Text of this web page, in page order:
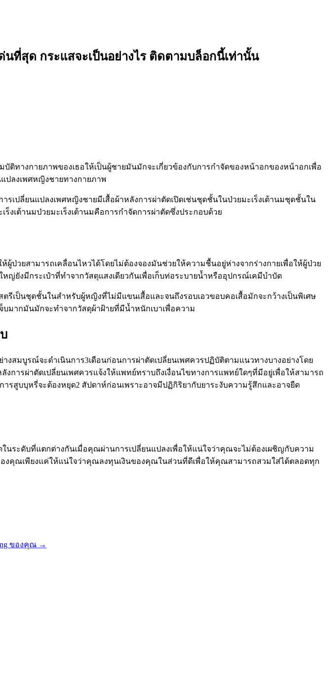
ที่สุด กระแสจะเป็นอย่างไร ติดตามบล็อกนี้เท่านั้น
ติทางกายภาพของเธอให้เป็นผู้ชายมันมักจะเกี่ยวข้องกับการกำจัดของหน้าอกของหน้าอกเพื่อ
ปลงเพศหญิงชายทางกายภาพ
รเปลี่ยนแปลงเพศหญิงชายมีเสื้อผ้าหลังการผ่าตัดเปิดเช่นชุดชั้นในป่วยมะเร็งเต้านมชุดชั้นใน
เต้านมป่วยมะเร็งเต้านมคือการกำจัดการผ่าตัดซึ่งประกอบด้วย
ผู้ป่วยสามารถเคลื่อนไหวได้โดยไม่ต้องจองมันช่วยให้ความชื้นอยู่ห่างจากร่างกายเพื่อให้ผู้ป่วย
ญ่ยังมีกระเป๋าที่ทำจากวัสดุแสงเดียวกันเพื่อเก็บท่อระบายน้ำหรืออุปกรณ์เคมีบำบัด
รีเป็นชุดชั้นในสำหรับผู้หญิงที่ไม่มีแขนเสื้อและจนถึงรอบเอวขอบคอเสื้อมักจะกว้างเป็นพิเศษ
บมากมันมักจะทำจากวัสดุผ้าฝ้ายที่มีน้ำหนักเบาเพื่อความ
งสมบูรณ์จะดำเนินการ3เดือนก่อนการผ่าตัดเปลี่ยนเพศควรปฏิบัติตามแนวทางบางอย่างโดย
การผ่าตัดเปลี่ยนเพศควรแจ้งให้แพทย์ทราบถึงเงื่อนไขทางการแพทย์ใดๆที่มีอยู่เพื่อให้สามารถ
สูบบุหรี่จะต้องหยุด2 สัปดาห์ก่อนเพราะอาจมีปฏิกิริยากับยาระงับความรู้สึกและอาจยืด
ระดับที่แตกต่างกันเมื่อคุณผ่านการเปลี่ยนแปลงเพื่อให้แน่ใจว่าคุณจะไม่ต้องเผชิญกับความ
คุณเพียงแค่ให้แน่ใจว่าคุณลงทุนเงินของคุณในส่วนที่ดีเพื่อให้คุณสามารถสวมใส่ได้ตลอดทุก
ของคุณ →